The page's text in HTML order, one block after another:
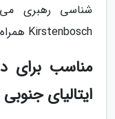
شناسی رهبری
Kirstenbosch همراه شوید.
مناسب برای
ایتالیای جنوبی